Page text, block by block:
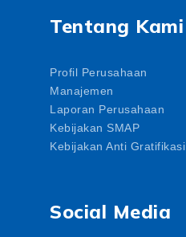
Tentang Kami
Profil Perusahaan
Manajemen
Laporan Perusahaan
Kebijakan SMAP
Kebijakan Anti Gratifikasi
Social Media